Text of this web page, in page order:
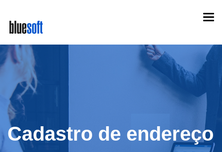
main
content
Cadastro de endereço